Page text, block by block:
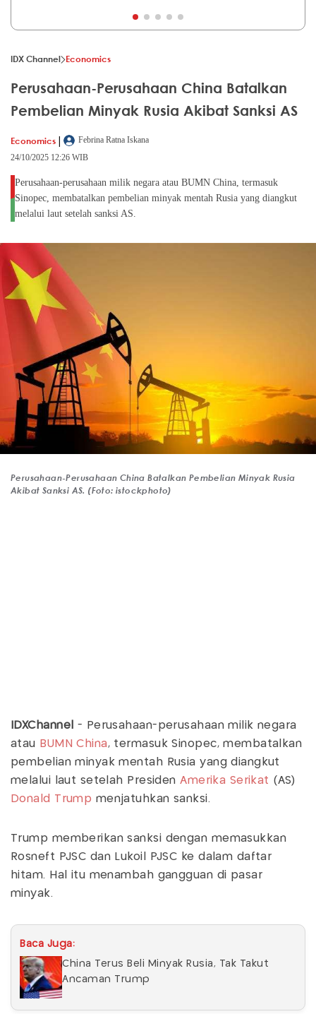
IDX Channel Economics
Perusahaan-Perusahaan China Batalkan
Pembelian Minyak Rusia Akibat Sanksi AS
Economics |
Febrina Ratna Iskana
24/10/2025 12:26 WIB
Perusahaan-perusahaan milik negara atau BUMN China, termasuk
Sinopec, membatalkan pembelian minyak mentah Rusia yang diangkut
melalui laut setelah sanksi AS.
Perusahaan-Perusahaan China Batalkan Pembelian Minyak Rusia
Akibat Sanksi AS. (Foto: istockphoto)
IDXChannel
- Perusahaan-perusahaan milik negara
atau BUMN China , termasuk Sinopec, membatalkan
pembelian minyak mentah Rusia yang diangkut
melalui laut setelah PresidenAmerika Serikat (AS)
Donald Trump menjatuhkan sanksi.
Trump memberikan sanksi dengan memasukkan
Rosneft PJSC dan Lukoil PJSC ke dalam daftar
hitam. Hal itu menambah gangguan di pasar
minyak.
Baca Juga:
China Terus Beli Minyak Rusia, Tak Takut
Ancaman Trump